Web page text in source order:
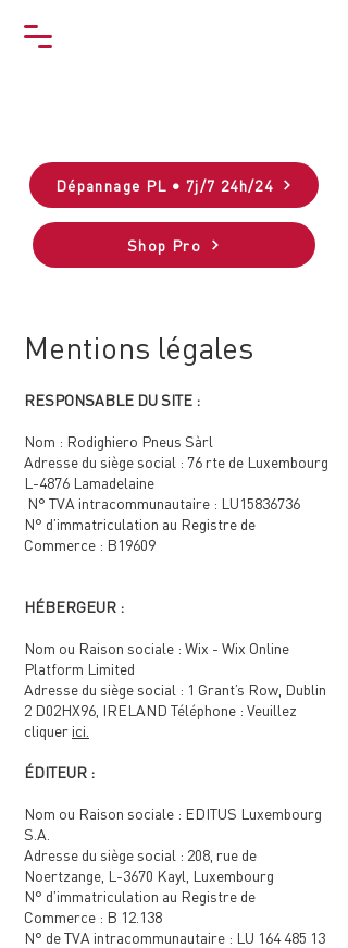
Dépannage PL • 7j/7 24h/24
Shop Pro
Mentions légales
RESPONSABLE DU SITE :
Nom : Rodighiero Pneus Sàrl
Adresse du siège social : 76 rte de Luxembourg
L-4876 Lamadelaine
N° TVA intracommunautaire : LU15836736
N° d’immatriculation au Registre de
Commerce : B19609
HÉBERGEUR :
Nom ou Raison sociale : Wix - Wix Online
Platform Limited
Adresse du siège social : 1 Grant’s Row, Dublin
2 D02HX96, IRELAND Téléphone : Veuillez
cliquer ici.
ÉDITEUR :
Nom ou Raison sociale : EDITUS Luxembourg
S.A.
Adresse du siège social : 208, rue de
Noertzange, L-3670 Kayl, Luxembourg
N° d’immatriculation au Registre de
Commerce : B 12.138
N° de TVA intracommunautaire : LU 164 485 13